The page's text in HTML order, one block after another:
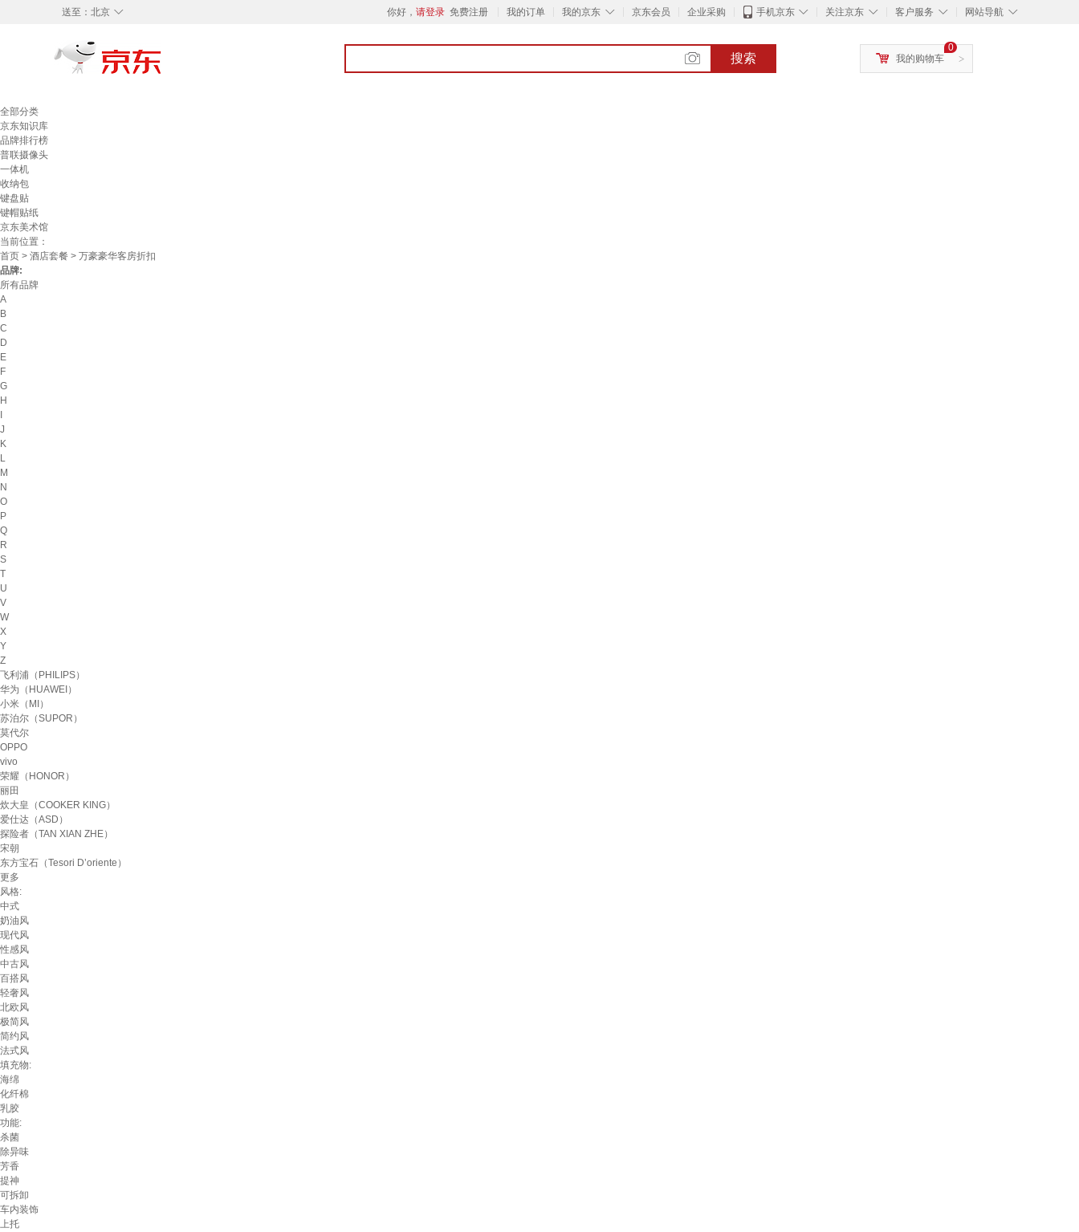
◇
送至： 北京 你好， 请登录 免费注册 我的订单 ◇
我的京东 京东会员 企业采购 ◇
手机京东 ◇
关注京东 ◇
客户服务 ◇
网站导航
搜索 >
0
我的购物车
全部分类
京东知识库
品牌排行榜
普联摄像头
一体机
收纳包
键盘贴
键帽贴纸
京东美术馆
当前位置：
首页 > 酒店套餐 > 万豪豪华客房折扣
品牌:
所有品牌
A
B
C
D
E
F
G
H
J
K
L
M
N
O
P
Q
R
S
T
U
V
W
X
Y
Z
飞利浦（PHILIPS）
华为（HUAWEI）
小米（MI）
苏泊尔（SUPOR）
莫代尔
OPPO
vivo
荣耀（HONOR）
丽田
炊大皇（COOKER KING）
爱仕达（ASD）
探险者（TAN XIAN ZHE）
宋朝
东方宝石（Tesori D’oriente）
更多
风格:
中式
奶油风
现代风
性感风
中古风
百搭风
轻奢风
北欧风
极简风
简约风
法式风
填充物:
海绵
化纤棉
乳胶
功能:
杀菌
除异味
芳香
提神
可拆卸
车内装饰
上托